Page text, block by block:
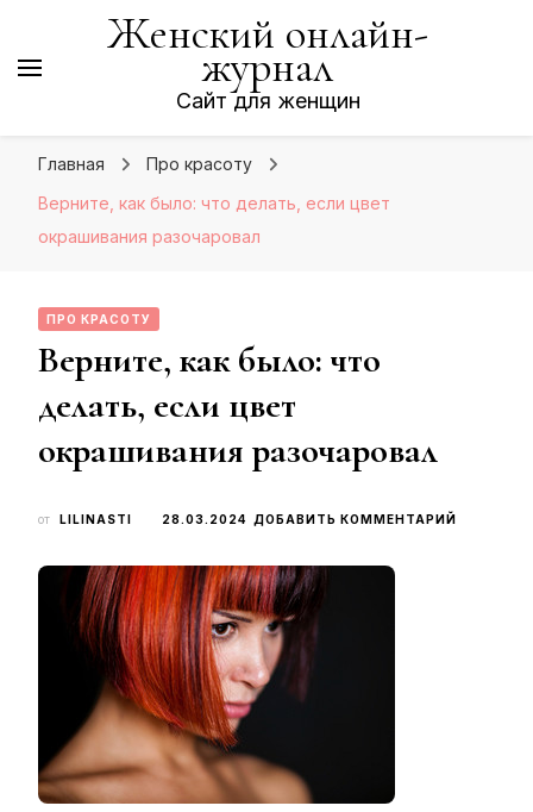
Женский онлайн-
журнал
Сайт для женщин
Главная
Про красоту
Верните, как было: что делать, если цвет
окрашивания разочаровал
ПРО КРАСОТУ
Верните, как было: что
делать, если цвет
окрашивания разочаровал
от LILINASTI 28.03.2024 ДОБАВИТЬ КОММЕНТАРИЙ